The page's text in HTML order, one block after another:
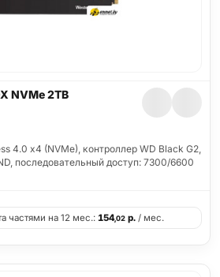
NVMe 2TB
4.0 x4 (NVMe), контроллер WD Black G2,
последовательный доступ: 7300/6600
частями на 12 мес.: 154,02 р. / мес.